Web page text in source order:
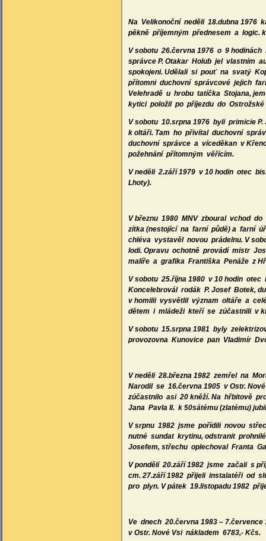
Na Velikonoční neděli 18.dubna 1976
pěkně příjemným přednesem a logic.
V sobotu 26.června 1976 o 9
správce P. Otakar Holub jel vlastním
spokojeni. Udělali si pouť na svatý
přítomni duchovní správcové jejich
Velehradě u hrobu tatíčka Stojana,
kytici položil po příjezdu do
V sobotu 10.srpna 1976 byli primicie
k oltáři. Tam ho přivítal duchovní
duchovní správce a víceděkan v
požehnání přítomným věřícím.
V neděli 2.září 1979 v 10 hodin otec
Lhoty).
V březnu 1980 MNV zboural vchod
zítka (nestojící na farní půdě) a farní
chléva vystavěl novou prádelnu. V
lodi. Opravu ochotně provádí mistr
malíře a grafika Františka Penáže z
V sobotu 25.října 1980 v 10 hodin
Koncelebrovál rodák P. Josef Botek,
v homilii vysvětlil význam oltáře a
dětem i mládeži kteří se zúčastnili v
V sobotu 15.srpna 1981 byly
provozovna Kunovice pan Vladimír
V neděli 28.března 1982 zemřel na
Narodil se 16.června 1905 v Ostr.
zúčastnilo asi 20 kněží. Na hřbitově
Jana Pavla II. k 50sátému (zlatému)
V srpnu 1982 jsme pořídili novou
nutné sundat krytinu, odstranit
Josefem, střechu oplechoval Franta
V pondělí 20.září 1982 jsme začali s
cm. 27.září 1982 přijeli instalatéři od
pro plyn. V pátek 19.listopadu 1982
Ve dnech 20.června 1983 –
v Ostr. Nové Vsi nákladem 6783,- Kčs.